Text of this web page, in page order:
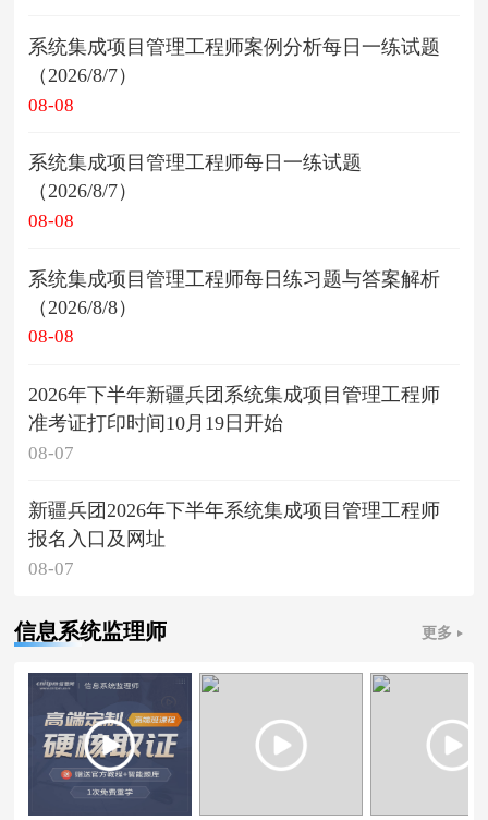
系统集成项目管理工程师案例分析每日一练试题
（2026/8/7）
08-08
系统集成项目管理工程师每日一练试题
（2026/8/7）
08-08
系统集成项目管理工程师每日练习题与答案解析
（2026/8/8）
08-08
2026年下半年新疆兵团系统集成项目管理工程师
准考证打印时间10月19日开始
08-07
新疆兵团2026年下半年系统集成项目管理工程师
报名入口及网址
08-07
信息系统监理师 更多